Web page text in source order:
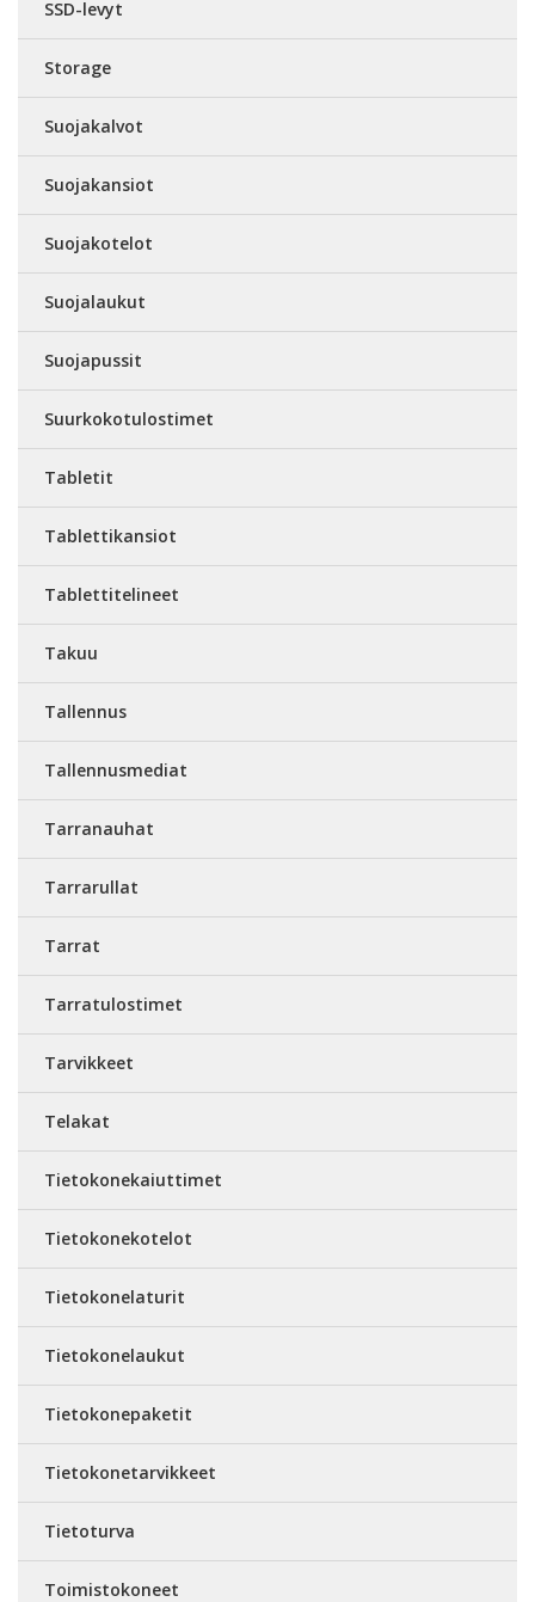
SSD-levyt
Storage
Suojakalvot
Suojakansiot
Suojakotelot
Suojalaukut
Suojapussit
Suurkokotulostimet
Tabletit
Tablettikansiot
Tablettitelineet
Takuu
Tallennus
Tallennusmediat
Tarranauhat
Tarrarullat
Tarrat
Tarratulostimet
Tarvikkeet
Telakat
Tietokonekaiuttimet
Tietokonekotelot
Tietokonelaturit
Tietokonelaukut
Tietokonepaketit
Tietokonetarvikkeet
Tietoturva
Toimistokoneet